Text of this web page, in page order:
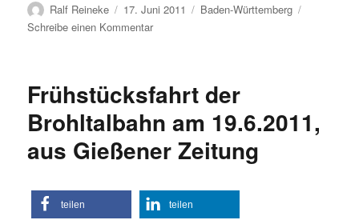
Autor
Ralf Reineke
Veröffentlicht
am
17. Juni 2011 Kategorien
Baden-Württemberg
Schreibe einen Kommentarzu
99
beginnt,
Restaurierung
der
Öchsle-
Dampflok
Frühstücksfahrt der
Brohltalbahn am 19.6.2011,
aus Gießener Zeitung
teilen teilen